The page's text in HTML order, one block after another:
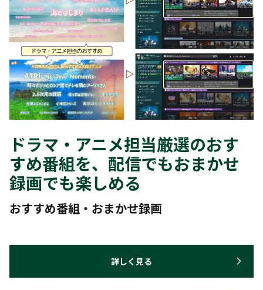
ドラマ・アニメ担当厳選のおす
すめ番組を、配信でもおまかせ
録画でも楽しめる
おすすめ番組・おまかせ録画
詳しく見る